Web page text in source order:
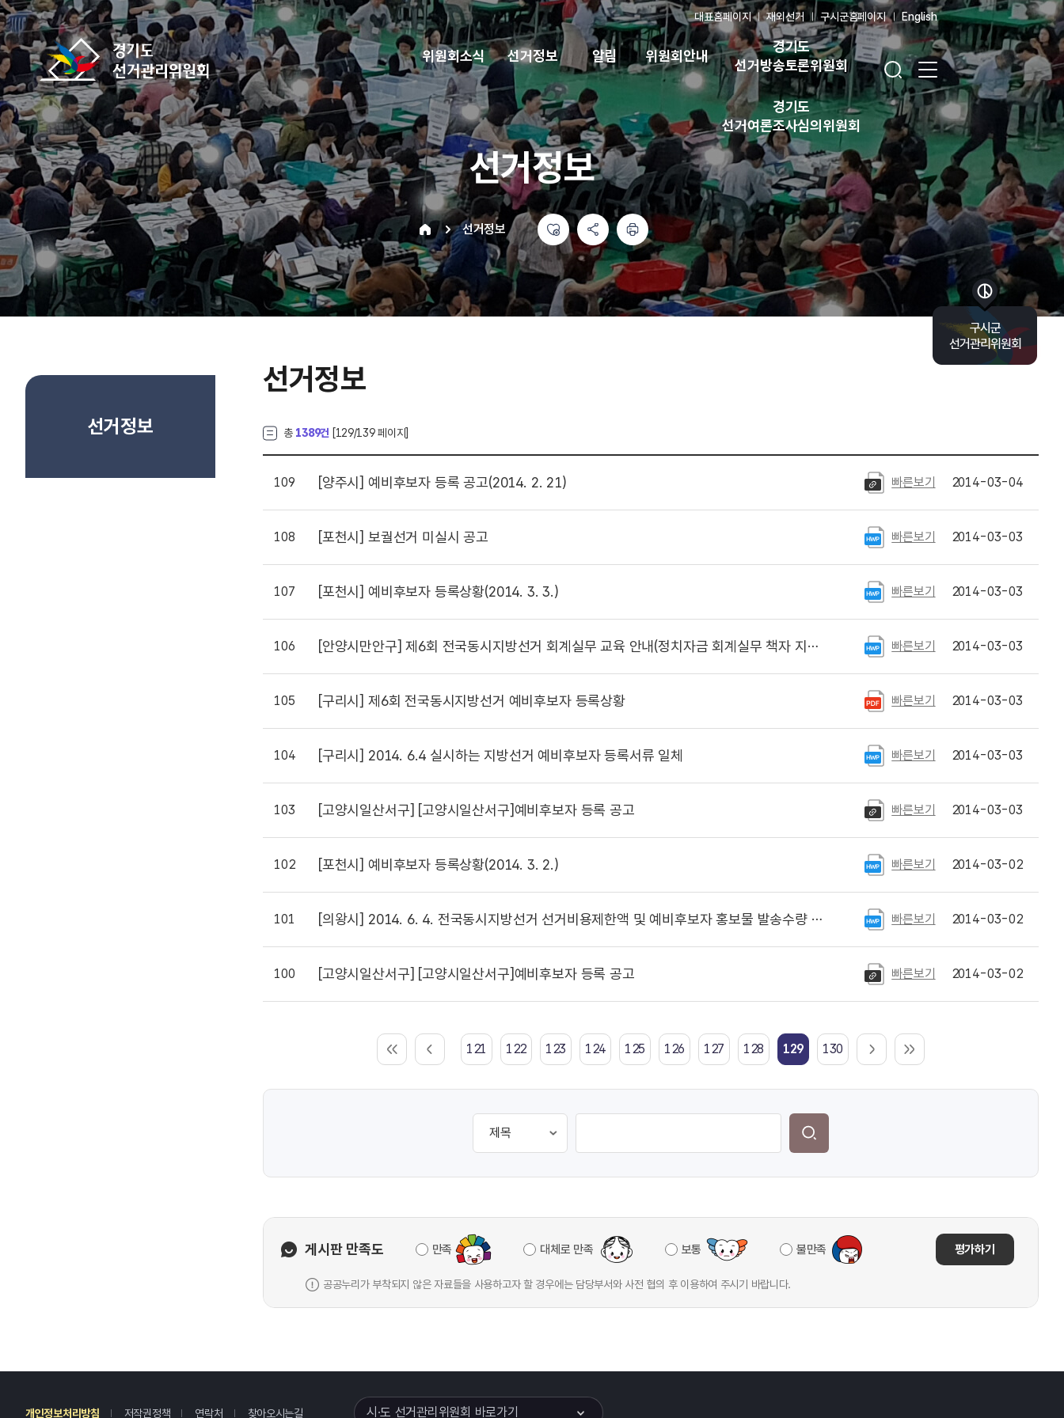
바로가기 메뉴
대표홈페이지 재외선거 구시군홈페이지 English
위원회소식 선거정보 알림 위원회안내
경기도
선거방송토론위원회
경기도
선거여론조사심의위원회
선거정보
선거정보
선거정보
선거정보
총 1389건 [129/139 페이지]
109 [양주시] 예비후보자 등록 공고(2014. 2. 21) 빠른보기 2014-03-04
108 [포천시] 보궐선거 미실시 공고 빠른보기 2014-03-03
107 [포천시] 예비후보자 등록상황(2014. 3. 3.) 빠른보기 2014-03-03
106 [안양시만안구] 제6회 전국동시지방선거 회계실무 교육 안내(정치자금 회계실무 책자 지참요함) 빠른보기 2014-03-03
105 [구리시] 제6회 전국동시지방선거 예비후보자 등록상황 빠른보기 2014-03-03
104 [구리시] 2014. 6.4 실시하는 지방선거 예비후보자 등록서류 일체 빠른보기 2014-03-03
103 [고양시일산서구] [고양시일산서구]예비후보자 등록 공고 빠른보기 2014-03-03
102 [포천시] 예비후보자 등록상황(2014. 3. 2.) 빠른보기 2014-03-02
101 [의왕시] 2014. 6. 4. 전국동시지방선거 선거비용제한액 및 예비후보자 홍보물 발송수량 공고 빠른보기 2014-03-02
100 [고양시일산서구] [고양시일산서구]예비후보자 등록 공고 빠른보기 2014-03-02
121 122 123 124 125 126 127 128 129 130
게시판 만족도 만족 대체로 만족 보통 불만족 평가하기
공공누리가 부착되지 않은 자료들을 사용하고자 할 경우에는 담당부서와 사전 협의 후 이용하여 주시기 바랍니다.
구시군
선거관리위원회
바로가기 목록 열기
개인정보처리방침 저작권정책 연락처 찾아오시는길 시·도 선거관리위원회 바로가기